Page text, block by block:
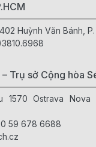
Huỳnh Văn Bánh,
Trụ sở Cộng hòa
1570 Ostrava
59 678 6688